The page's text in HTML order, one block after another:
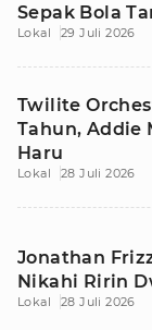
Sepak Bola
Lokal 29 Juli 2026
Twilite
Tahun, Addie
Haru
Lokal 28 Juli 2026
Jonathan
Nikahi Ririn
Lokal 28 Juli 2026